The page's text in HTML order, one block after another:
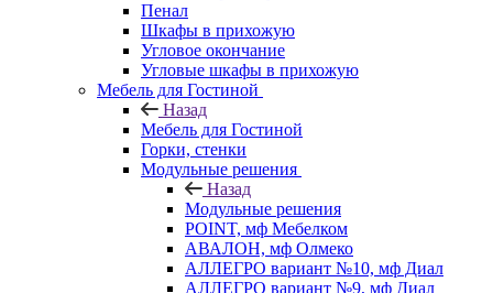
Пенал
Шкафы в прихожую
Угловое окончание
Угловые шкафы в прихожую
Мебель для Гостиной
Назад
Мебель для Гостиной
Горки, стенки
Модульные решения
Назад
Модульные решения
POINT, мф Мебелком
АВАЛОН, мф Олмеко
АЛЛЕГРО вариант №10, мф Диал
АЛЛЕГРО вариант №9, мф Диал